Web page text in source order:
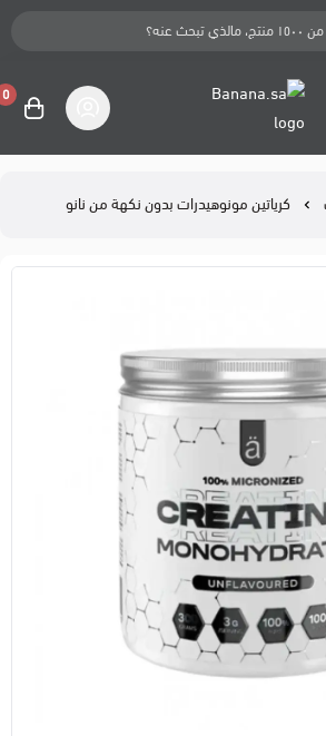
Banana.sa
0
كرياتين مونوهيدرات بدون نكهة من نانو